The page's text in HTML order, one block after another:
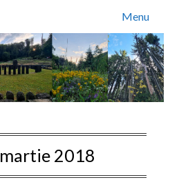
Menu
martie 2018